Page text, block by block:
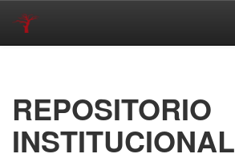
REPOSITORIO
INSTITUCIONAL